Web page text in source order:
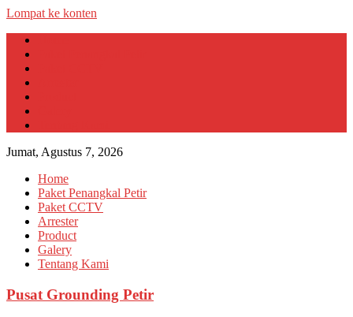
Lompat ke konten
Jumat, Agustus 7, 2026
Home
Paket Penangkal Petir
Paket CCTV
Arrester
Product
Galery
Tentang Kami
Pusat Grounding Petir